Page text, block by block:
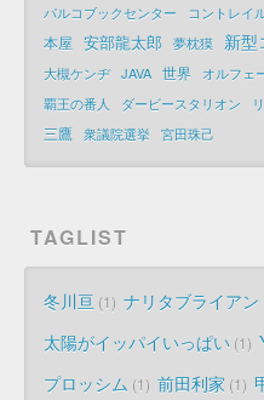
パルコブックセンター
コントレイ
本屋 安部龍太郎 夢枕獏 新型
大槻ケンヂ JAVA 世界 オルフェ
覇王の番人
ダービースタリオン
三鷹 衆議院選挙 宮田珠己
TAGLIST
冬川亘 1 ナリタブライアン
太陽がイッパイいっぱい 1
プロッシム 1 前田利家 1